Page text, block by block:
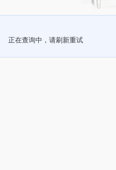
正在查询中，请刷新重试